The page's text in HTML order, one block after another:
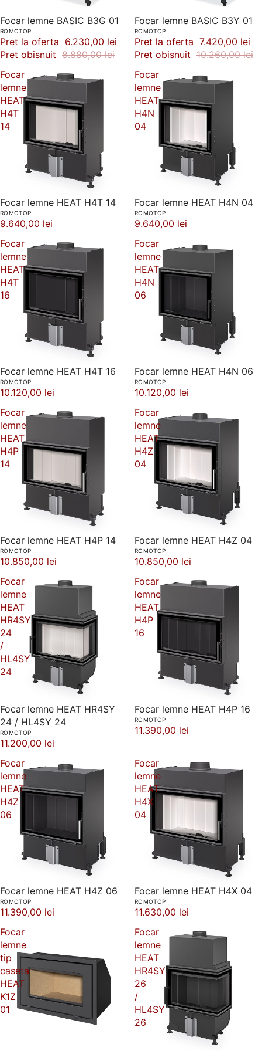
-30%
Focar lemne BASIC B3G 01
ROMOTOP
Pret la oferta 6.230,00 lei
Pret obisnuit 8.880,00 lei
-28%
Focar lemne BASIC B3Y 01
ROMOTOP
Pret la oferta 7.420,00 lei
Pret obisnuit 10.260,00 lei
Focar
lemne
HEAT
H4T
14
Focar lemne HEAT H4T 14
ROMOTOP
9.640,00 lei
Focar
lemne
HEAT
H4N
04
Focar lemne HEAT H4N 04
ROMOTOP
9.640,00 lei
Focar
lemne
HEAT
H4T
16
Focar lemne HEAT H4T 16
ROMOTOP
10.120,00 lei
Focar
lemne
HEAT
H4N
06
Focar lemne HEAT H4N 06
ROMOTOP
10.120,00 lei
Focar
lemne
HEAT
H4P
14
Focar lemne HEAT H4P 14
ROMOTOP
10.850,00 lei
Focar
lemne
HEAT
H4Z
04
Focar lemne HEAT H4Z 04
ROMOTOP
10.850,00 lei
Focar
lemne
HEAT
HR4SY
24
/
HL4SY
24
Focar lemne HEAT HR4SY
24 / HL4SY 24
ROMOTOP
11.200,00 lei
Focar
lemne
HEAT
H4P
16
Focar lemne HEAT H4P 16
ROMOTOP
11.390,00 lei
Focar
lemne
HEAT
H4Z
06
Focar lemne HEAT H4Z 06
ROMOTOP
11.390,00 lei
Focar
lemne
HEAT
H4X
04
Focar lemne HEAT H4X 04
ROMOTOP
11.630,00 lei
Focar
lemne
tip
caseta
HEAT
K1Z
01
Focar
lemne
HEAT
HR4SY
26
/
HL4SY
26